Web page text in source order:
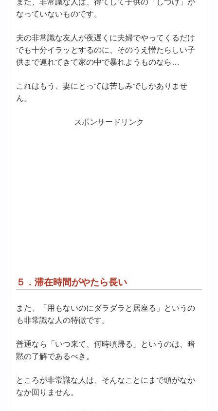
なっていないものです。
夫の非常識な友人が夜遅くに夫婦でやってくるだけ
でも十分イラッとするのに、そのうえ憎たらしい子
供まで連れてきて家の中で暴れようものなら…
これはもう、妻にとっては苦しみでしかありませ
ん。
スポンサードリンク
５．滞在時間がやたら長い
また、「用もないのにダラダラと居座る」というの
も非常識な人の特徴です。
普通なら「いつ来て、何時頃帰る」というのは、暗
黙の了解であるべき。
ところが非常識な人は、そんなことにまで頭がなか
なか回りません。